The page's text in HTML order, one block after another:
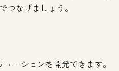
つなげましょう。
ーションを開発できます。